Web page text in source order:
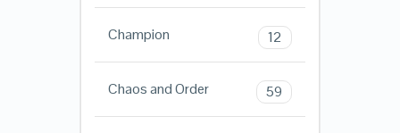
Champion 12
Chaos and Order 59